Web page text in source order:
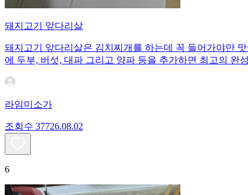
돼지고기 앞다리살
돼지고기 앞다리살은 김치찌개를 하는데 꼭 들어가야만
에 두부, 버섯, 대파 그리고 양파 등을 추가하면 최고의 완
라임미소가
조회수 37726.08.02
6